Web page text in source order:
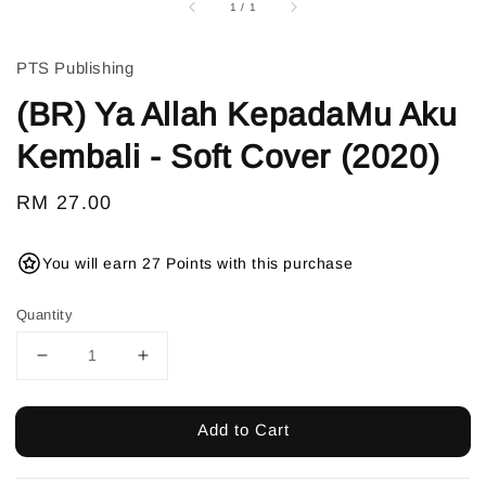
1 / 1
PTS Publishing
(BR) Ya Allah KepadaMu Aku
Kembali - Soft Cover (2020)
Regular
RM 27.00
You will earn 27 Points with this purchase
Quantity
Add to Cart